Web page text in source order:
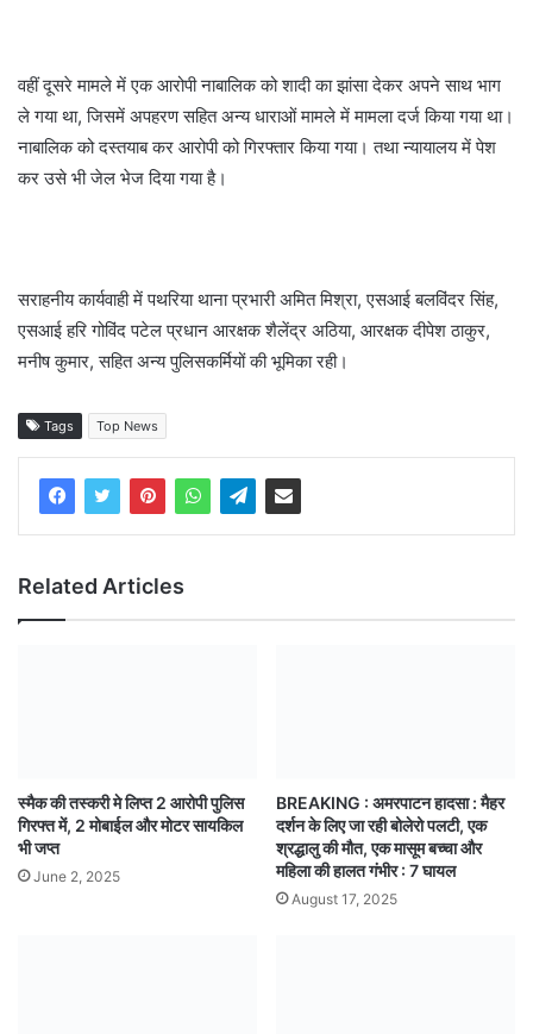
वहीं दूसरे मामले में एक आरोपी नाबालिक को शादी का झांसा देकर अपने साथ भाग
ले गया था, जिसमें अपहरण सहित अन्य धाराओं मामले में मामला दर्ज किया गया था।
नाबालिक को दस्तयाब कर आरोपी को गिरफ्तार किया गया। तथा न्यायालय में पेश
कर उसे भी जेल भेज दिया गया है।
सराहनीय कार्यवाही में पथरिया थाना प्रभारी अमित मिश्रा, एस‌आई बलविंदर सिंह,
एस‌आई हरि गोविंद पटेल प्रधान आरक्षक शैलेंद्र अठिया, आरक्षक दीपेश ठाकुर,
मनीष कुमार, सहित अन्य पुलिसकर्मियों की भूमिका रही।
Tags Top News
Related Articles
स्मैक की तस्करी मे लिप्त 2 आरोपी पुलिस
गिरफ्त में, 2 मोबाईल और मोटर सायकिल
भी जप्त
June 2, 2025
BREAKING : अमरपाटन हादसा : मैहर
दर्शन के लिए जा रही बोलेरो पलटी, एक
श्रद्धालु की मौत, एक मासूम बच्चा और
महिला की हालत गंभीर : 7 घायल
August 17, 2025